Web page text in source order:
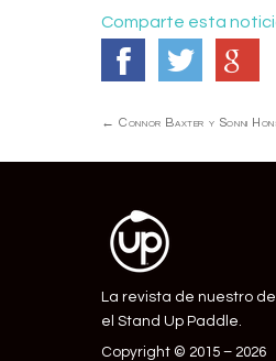
Comparte esta
Navegación
← Connor Baxter y Sonni
La revista de nuestro
el Stand Up Paddle.
Copyright © 2015 – 2026